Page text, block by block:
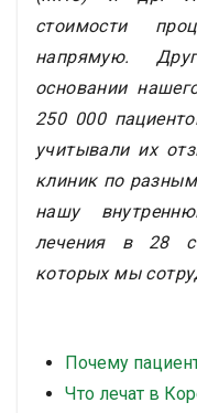
стоимости
напрямую.
основании
250 000
учитывали их
клиник по
нашу
лечения в 28
которых мы
Почему
Что лечат в